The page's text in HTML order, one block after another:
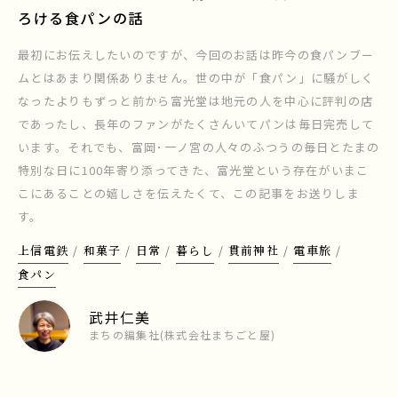
ろける食パンの話
最初にお伝えしたいのですが、今回のお話は昨今の食パンブー
ムとはあまり関係ありません。世の中が「食パン」に騒がしく
なったよりもずっと前から富光堂は地元の人を中心に評判の店
であったし、長年のファンがたくさんいてパンは毎日完売して
います。それでも、富岡･一ノ宮の人々のふつうの毎日とたまの
特別な日に100年寄り添ってきた、富光堂という存在がいまこ
こにあることの嬉しさを伝えたくて、この記事をお送りしま
す。
上信電鉄
和菓子 日常 暮らし 貫前神社
電車旅
食パン
武井仁美
まちの編集社(株式会社まちごと屋)